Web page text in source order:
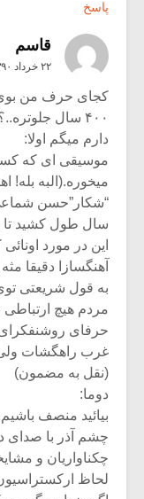
پاسخ
قاسم
۲۲ خرداد ۱۳۹۰ در ۵:۱۷ ب٫ظ
کجای حرف من بوی
۴۰۰ سال
دارم میگم اولا:
موسیقی ای که
سال طول کشید تا
این در مورد
آهنگسازا دقیقا
به قول شریعتی
مردم هیچ
حرفای روشنفکرای
غرب راهگشات
(نقل به مضمون)
دوما:
بیائید منصف
چشم آذر با صدای
چکناواریان و
لحاظ